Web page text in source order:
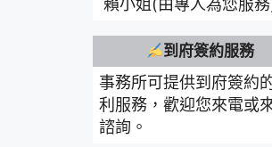
賴小姐(由專人為您服
到府簽約服務
事務所可提供到府簽約
利服務，歡迎您來電或
諮詢。